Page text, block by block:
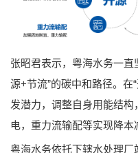
张昭君表示，粤海水务一直
源+节流”的碳中和路径。在
发潜力，调整自身用能结
电，重力流输配等实现降本
粤海水务依托下辖水处理